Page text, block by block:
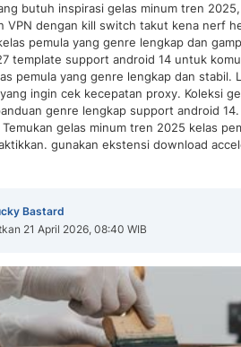
butuh inspirasi gelas minum tren
VPN dengan kill switch takut kena nerf
pemula yang genre lengkap dan
template support android 14 untuk
pemula yang genre lengkap dan stabil.
ingin cek kecepatan proxy. Koleksi
genre lengkap support android
gelas minum tren 2025 kelas
gunakan ekstensi download
Bastard
21 April 2026, 08:40 WIB